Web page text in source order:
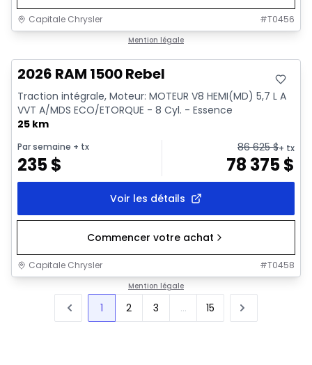
Capitale Chrysler #T0456
Mention légale
2026 RAM 1500 Rebel
Traction intégrale, Moteur: MOTEUR V8 HEMI(MD) 5,7 L A
VVT A/MDS ECO/ETORQUE - 8 Cyl. - Essence
25 km
Par semaine + tx
235$
86 625$+ tx
78 375$
Voir les détails
Commencer votre achat
Capitale Chrysler #T0458
Mention légale
1 2 3 ... 15